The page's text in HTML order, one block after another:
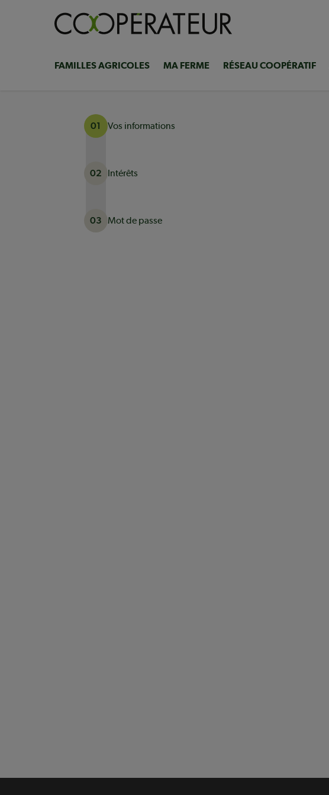
Navigation
FAMILLES AGRICOLES MA FERME RÉSEAU COOPÉRATIF
01 Vos informations
02 Intérêts
03
Mot de passe